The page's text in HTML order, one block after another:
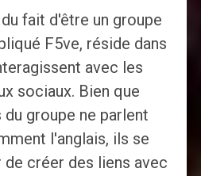
fait d'être un groupe
F5ve, réside dans
avec les
sociaux. Bien que
groupe ne parlent
l'anglais, ils se
créer des liens avec